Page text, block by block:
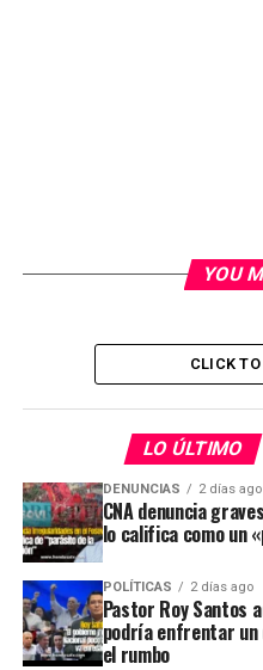
YOU
CLICK
LO ÚLTIMO
DENUNCIAS 2 días ago
CNA denuncia
lo califica como un
POLÍTICAS 2 días ago
Pastor Roy Santos
podría enfrentar
el rumbo